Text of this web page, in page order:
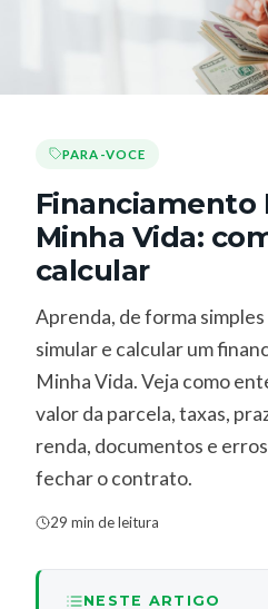
PARA-VOCE
Financiamento
Minha Vida:
calcular
Aprenda, de forma
simular e calcular um
Minha Vida. Veja como
valor da parcela, taxas,
renda, documentos e
fechar o contrato.
29 min de leitura
NESTE ARTIGO